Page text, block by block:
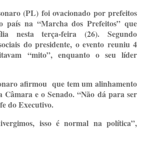
(PL) foi ovacionado por prefeitos
país na “Marcha dos Prefeitos” que
nesta terça-feira (26). Segundo
do presidente, o evento reuniu 4
“mito”, enquanto o seu líder
afirmou que tem um alinhamento
Câmara e o Senado. “Não dá para ser
do Executivo.
isso é normal na política”,